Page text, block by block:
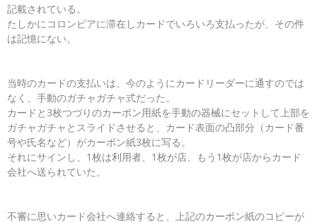
記載されている。
たしかにコロンビアに滞在しカードでいろいろ支払ったが、その件
は記憶にない。
当時のカードの支払いは、今のようにカードリーダーに通すのでは
なく、手動のガチャガチャ式だった。
カードと3枚つづりのカーボン用紙を手動の器械にセットして上部を
ガチャガチャとスライドさせると、カード表面の凸部分（カード番
号や氏名など）がカーボン紙3枚に写る。
それにサインし、1枚は利用者、1枚が店、もう1枚が店からカード
会社へ送られていた。
不審に思いカード会社へ連絡すると、上記のカーボン紙のコピーが